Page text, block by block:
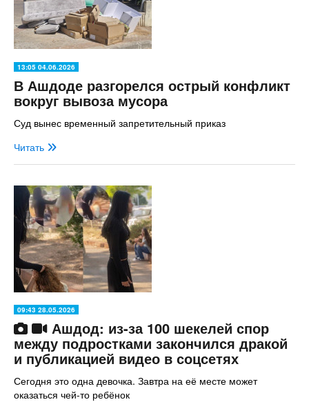
13:05 04.06.2026
В Ашдоде разгорелся острый конфликт
вокруг вывоза мусора
Суд вынес временный запретительный приказ
Читать
09:43 28.05.2026
Ашдод: из-за 100 шекелей спор
между подростками закончился дракой
и публикацией видео в соцсетях
Сегодня это одна девочка. Завтра на её месте может
оказаться чей-то ребёнок